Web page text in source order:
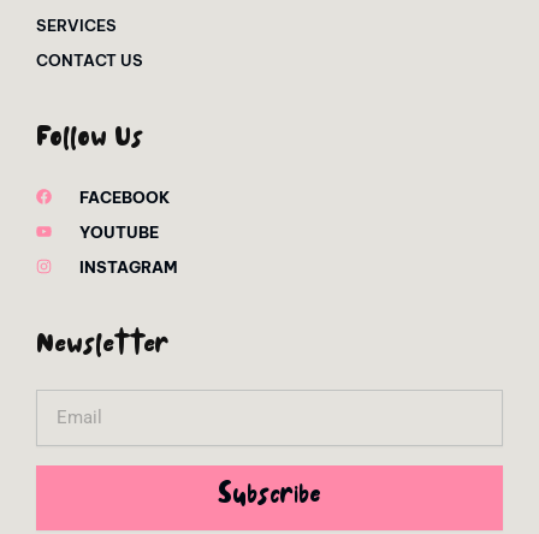
SERVICES
CONTACT US
Follow Us
FACEBOOK
YOUTUBE
INSTAGRAM
Newsletter
Subscribe